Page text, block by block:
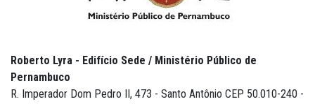
Roberto Lyra - Edifício Sede / Ministério Público de
Pernambuco
R. Imperador Dom Pedro II, 473 - Santo Antônio CEP 50.010-240 -